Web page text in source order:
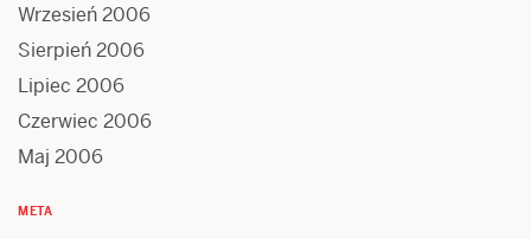
Wrzesień 2006
Sierpień 2006
Lipiec 2006
Czerwiec 2006
Maj 2006
META